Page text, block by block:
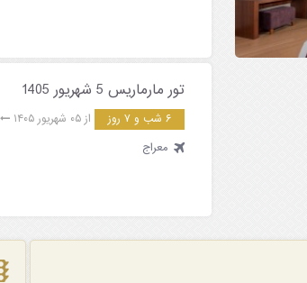
تور مارماریس 5 شهریور 1405
۶ شب و ۷ روز از ۰۵ شهریور ۱۴۰۵
معراج